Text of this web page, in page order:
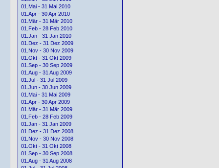
01.Mai - 31 Mai 2010
01.Apr - 30 Apr 2010
01.Mär - 31 Mär 2010
01.Feb - 28 Feb 2010
01.Jan - 31 Jan 2010
01.Dez - 31 Dez 2009
01.Nov - 30 Nov 2009
01.Okt - 31 Okt 2009
01.Sep - 30 Sep 2009
01.Aug - 31 Aug 2009
01.Jul - 31 Jul 2009
01.Jun - 30 Jun 2009
01.Mai - 31 Mai 2009
01.Apr - 30 Apr 2009
01.Mär - 31 Mär 2009
01.Feb - 28 Feb 2009
01.Jan - 31 Jan 2009
01.Dez - 31 Dez 2008
01.Nov - 30 Nov 2008
01.Okt - 31 Okt 2008
01.Sep - 30 Sep 2008
01.Aug - 31 Aug 2008